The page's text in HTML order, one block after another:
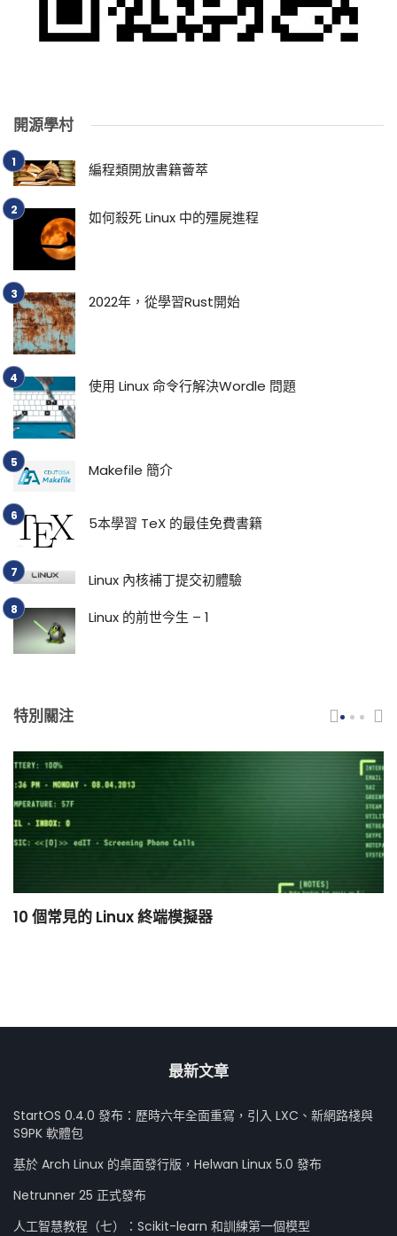
開源學村
編程類開放書籍薈萃
如何殺死 Linux 中的殭屍進程
2022年，從學習Rust開始
使用 Linux 命令行解決Wordle 問題
Makefile 簡介
5本學習 TeX 的最佳免費書籍
Linux 內核補丁提交初體驗
Linux 的前世今生 – 1
特別關注
10 個常見的 Linux 終端模擬器
最新文章
StartOS 0.4.0 發布：歷時六年全面重寫，引入 LXC、新網路棧與
S9PK 軟體包
基於 Arch Linux 的桌面發行版，Helwan Linux 5.0 發布
Netrunner 25 正式發布
人工智慧教程（七）：Scikit-learn 和訓練第一個模型